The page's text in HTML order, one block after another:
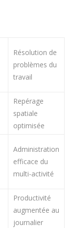
Résolution de
problèmes du
travail
Repérage
spatiale
optimisée
Administration
efficace du
multi-activité
Productivité
augmentée au
journalier